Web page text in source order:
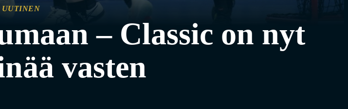
UUTINEN
– Classic on nyt
vasten